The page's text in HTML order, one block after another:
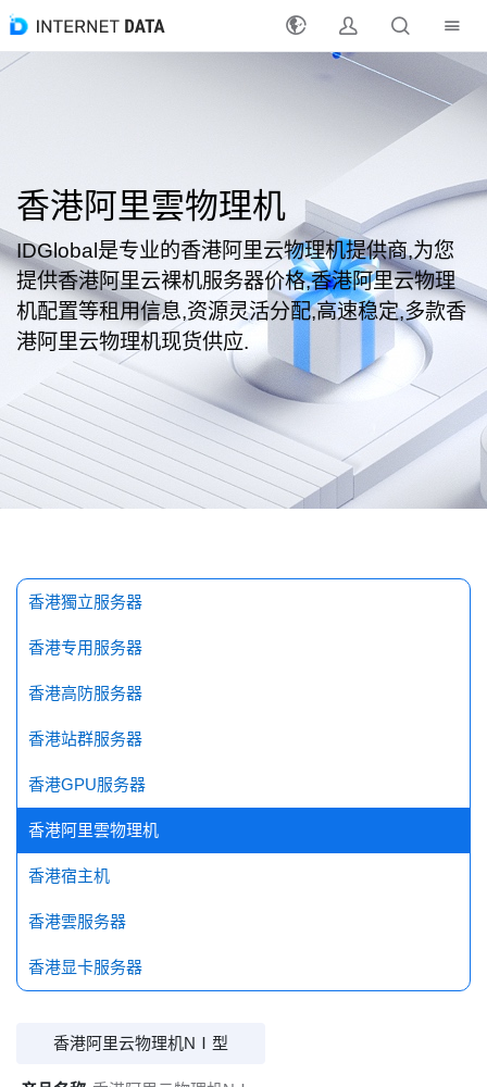
最新活动
产品
解决方案
支持
支付方式
分销合作
探索更多
香港阿里雲物理机
IDGlobal是专业的香港阿里云物理机提供商,为您
提供香港阿里云裸机服务器价格,香港阿里云物理
机配置等租用信息,资源灵活分配,高速稳定,多款香
港阿里云物理机现货供应.
香港獨立服务器
香港专用服务器
香港高防服务器
香港站群服务器
香港GPU服务器
香港阿里雲物理机
香港宿主机
香港雲服务器
香港显卡服务器
香港阿里云物理机NⅠ型